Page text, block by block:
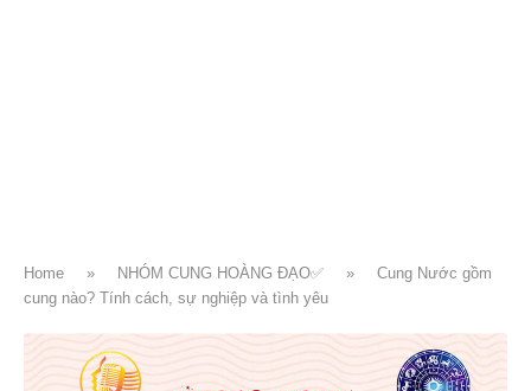
Home » NHÓM CUNG HOÀNG ĐẠO✅ »
Cung Nước gồm
cung nào? Tính cách, sự nghiệp và tình yêu